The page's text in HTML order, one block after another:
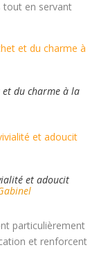
tout en servant
et du charme à la
et adoucit
particulièrement
et renforcent